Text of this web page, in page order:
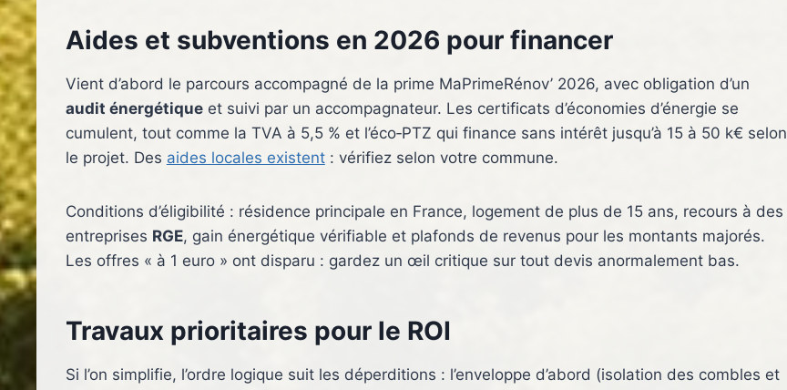
Aides et subventions en 2026 pour financer
Vient d’abord le parcours accompagné de la prime MaPrimeRénov’ 2026, avec obligation d’un
audit énergétiqueet suivi par un accompagnateur. Les certificats d’économies d’énergie se
cumulent, tout comme la TVA à 5,5 % et l’éco‑PTZ qui finance sans intérêt jusqu’à 15 à 50 k€ selon
le projet. Des aides locales existent: vérifiez selon votre commune.
Conditions d’éligibilité : résidence principale en France, logement de plus de 15 ans, recours à des
entreprises RGE, gain énergétique vérifiable et plafonds de revenus pour les montants majorés.
Les offres « à 1 euro » ont disparu : gardez un œil critique sur tout devis anormalement bas.
Travaux prioritaires pour le ROI
Si l’on simplifie, l’ordre logique suit les déperditions : l’enveloppe d’abord (isolation des combles et